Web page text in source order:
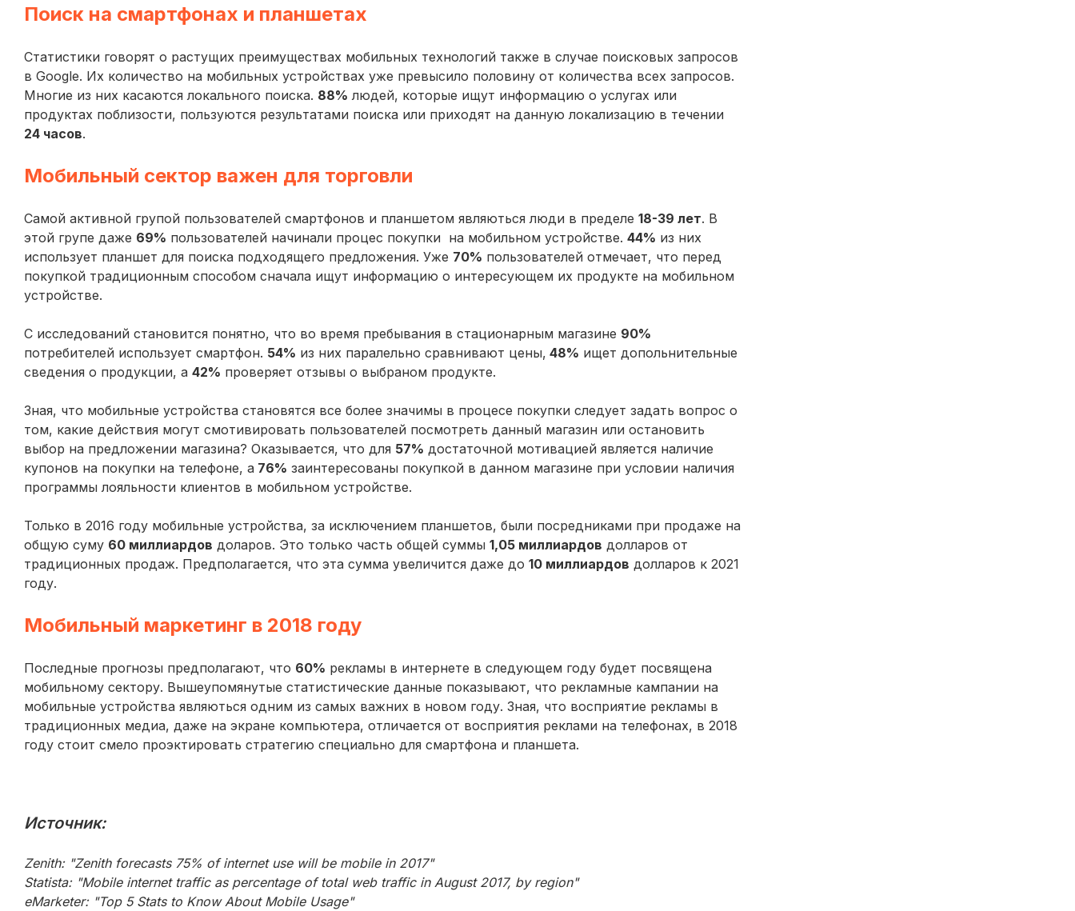
Поиск на смартфонах и планшетах
Статистики говорят о растущих преимуществах мобильных технологий также в случае поисковых запросов
в Google. Их количество на мобильных устройствах уже превысило половину от количества всех запросов.
Многие из них касаются локального поиска. 88% людей, которые ищут информацию о услугах или
продуктах поблизости, пользуются результатами поиска или приходят на данную локализацию в течении
24 часов.
Мобильный сектор важен для торговли
Самой активной групой пользователей смартфонов и планшетом являються люди в пределе 18-39 лет. В
этой групе даже 69% пользователей начинали процес покупки на мобильном устройстве. 44% из них
использует планшет для поиска подходящего предложения. Уже 70% пользователей отмечает, что перед
покупкой традиционным способом сначала ищут информацию о интересующем их продукте на мобильном
устройстве.
С исследований становится понятно, что во время пребывания в стационарным магазине 90%
потребителей использует смартфон. 54% из них паралельно сравнивают цены, 48% ищет допольнительные
сведения о продукции, а 42% проверяет отзывы о выбраном продукте.
Зная, что мобильные устройства становятся все более значимы в процесе покупки следует задать вопрос о
том, какие действия могут смотивировать пользователей посмотреть данный магазин или остановить
выбор на предложении магазина? Оказывается, что для 57% достаточной мотивацией является наличие
купонов на покупки на телефоне, а 76% заинтересованы покупкой в данном магазине при условии наличия
программы лояльности клиентов в мобильном устройстве.
Только в 2016 году мобильные устройства, за исключением планшетов, были посредниками при продаже на
общую суму 60 миллиардов доларов. Это только часть общей суммы 1,05 миллиардов долларов от
традиционных продаж. Предполагается, что эта сумма увеличится даже до 10 миллиардов долларов к 2021
году.
Мобильный маркетинг в 2018 году
Последные прогнозы предполагают, что 60% рекламы в интернете в следующем году будет посвящена
мобильному сектору. Вышеупомянутые статистические данные показывают, что рекламные кампании на
мобильные устройства являються одним из самых важних в новом году. Зная, что восприятие рекламы в
традиционных медиа, даже на экране компьютера, отличается от восприятия реклами на телефонах, в 2018
году стоит смело проэктировать стратегию специально для смартфона и планшета.
Источник:
Zenith: "Zenith forecasts 75% of internet use will be mobile in 2017"
Statista: "Mobile internet traffic as percentage of total web traffic in August 2017, by region"
eMarketer: "Top 5 Stats to Know About Mobile Usage"